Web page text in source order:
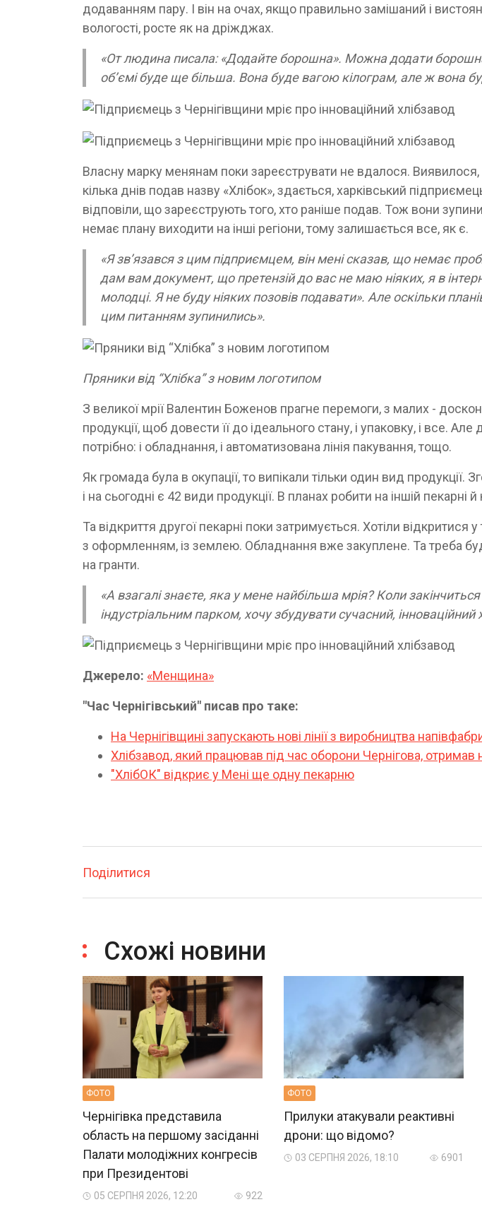
додаванням пару. І він на очах, якщо правильно замішаний і
вологості, росте як на дріжджах.
«От людина писала: «Додайте борошна». Можна додати
об’ємі буде ще більша. Вона буде вагою кілограм, але ж вона
Власну марку менянам поки зареєструвати не вдалося.
кілька днів подав назву «Хлібок», здається, харківський
відповіли, що зареєструють того, хто раніше подав. Тож вони
немає плану виходити на інші регіони, тому залишається все, як є.
«Я зв’язався з цим підприємцем, він мені сказав, що немає
дам вам документ, що претензій до вас не маю ніяких, я в
молодці. Я не буду ніяких позовів подавати». Але оскільки
цим питанням зупинились».
Пряники від “Хлібка” з новим логотипом
З великої мрії Валентин Боженов прагне перемоги, з малих -
продукції, щоб довести її до ідеального стану, і упаковку, і все.
потрібно: і обладнання, і автоматизована лінія пакування, тощо.
Як громада була в окупації, то випікали тільки один вид продукції.
і на сьогодні є 42 види продукції. В планах робити на іншій пекарні
Та відкриття другої пекарні поки затримується. Хотіли відкритися
з оформленням, із землею. Обладнання вже закуплене. Та треба
на гранти.
«А взагалі знаєте, яка у мене найбільша мрія? Коли
індустріальним парком, хочу збудувати сучасний, інноваційний
Джерело: «Менщина»
"Час Чернігівський" писав про таке:
На Чернігівщині запускають нові лінії з виробництва
Хлібзавод, який працював під час оборони Чернігова,
"ХлібОК" відкриє у Мені ще одну пекарню
Поділитися
Схожі новини
ФОТО
Чернігівка представила
область на першому засіданні
Палати молодіжних конгресів
при Президентові
05 СЕРПНЯ 2026, 12:20 922
ФОТО
Прилуки атакували реактивні
дрони: що відомо?
03 СЕРПНЯ 2026, 18:10 6901